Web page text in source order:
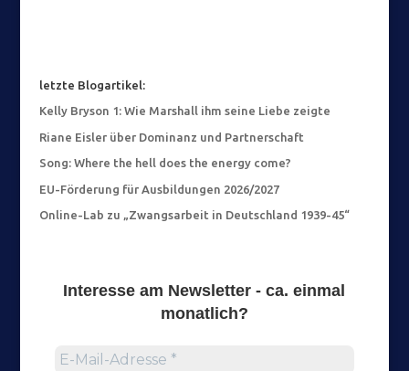
letzte Blogartikel:
Kelly Bryson 1: Wie Marshall ihm seine Liebe zeigte
Riane Eisler über Dominanz und Partnerschaft
Song: Where the hell does the energy come?
EU-Förderung für Ausbildungen 2026/2027
Online-Lab zu „Zwangsarbeit in Deutschland 1939-45“
Interesse am Newsletter - ca. einmal
monatlich?